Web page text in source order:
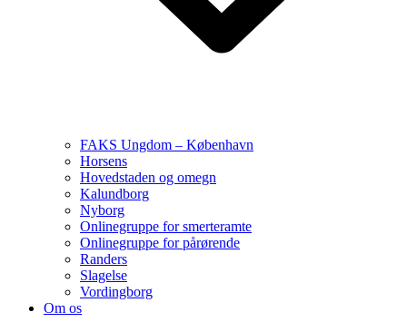
FAKS Ungdom – København
Horsens
Hovedstaden og omegn
Kalundborg
Nyborg
Onlinegruppe for smerteramte
Onlinegruppe for pårørende
Randers
Slagelse
Vordingborg
Om os